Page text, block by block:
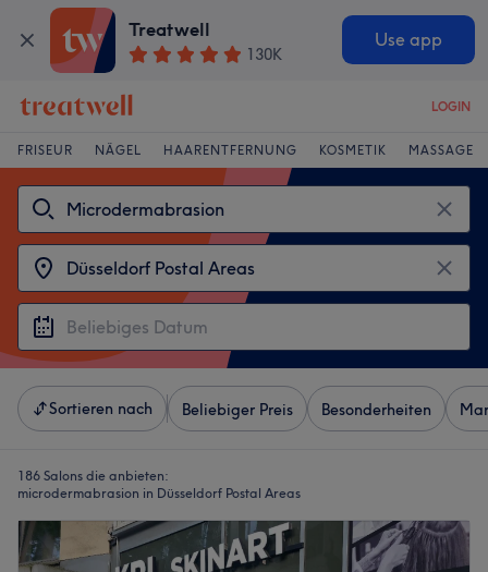
Treatwell
130K
Use app
LOGIN
FRISEUR NÄGEL HAARENTFERNUNG KOSMETIK MASSAGE
Sortieren nach Beliebiger Preis Besonderheiten
186 Salons die anbieten:
microdermabrasion in Düsseldorf Postal Areas